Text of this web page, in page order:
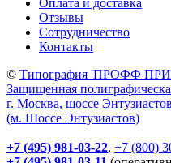
Отзывы
Сотрудничество
Контакты
© Типография 'ПРОФФ
Защищенная
г. Москва, шоссе
(м. Шоссе Энтузиастов)
+7 (495) 981-03-22, +7 (800)